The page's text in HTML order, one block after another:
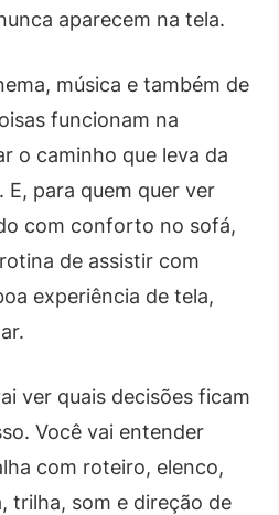
aparecem na tela.
música e também de
funcionam na
o caminho que leva da
E, para quem quer ver
com conforto no sofá,
de assistir com
experiência de tela,
ver quais decisões ficam
Você vai entender
com roteiro, elenco,
trilha, som e direção de